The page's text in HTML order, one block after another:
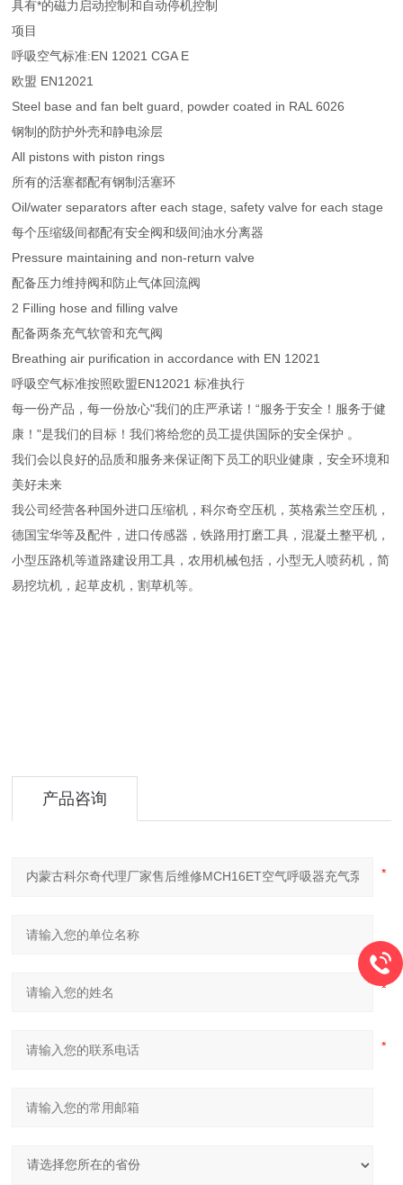
具有*的磁力启动控制和自动停机控制
项目
呼吸空气标准:EN 12021 CGA E
欧盟 EN12021
Steel base and fan belt guard, powder coated in RAL 6026
钢制的防护外壳和静电涂层
All pistons with piston rings
所有的活塞都配有钢制活塞环
Oil/water separators after each stage, safety valve for each stage
每个压缩级间都配有安全阀和级间油水分离器
Pressure maintaining and non-return valve
配备压力维持阀和防止气体回流阀
2 Filling hose and filling valve
配备两条充气软管和充气阀
Breathing air purification in accordance with EN 12021
呼吸空气标准按照欧盟EN12021 标准执行
每一份产品，每一份放心"我们的庄严承诺！“服务于安全！服务于健
康！"是我们的目标！我们将给您的员工提供国际的安全保护 。
我们会以良好的品质和服务来保证阁下员工的职业健康，安全环境和
美好未来
我公司经营各种国外进口压缩机，科尔奇空压机，英格索兰空压机，
德国宝华等及配件，进口传感器，铁路用打磨工具，混凝土整平机，
小型压路机等道路建设用工具，农用机械包括，小型无人喷药机，简
易挖坑机，起草皮机，割草机等。
产品咨询